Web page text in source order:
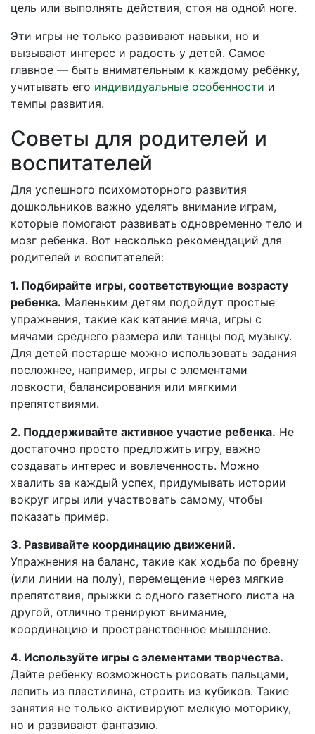
цель или выполнять действия, стоя на одной ноге.
Эти игры не только развивают навыки, но и
вызывают интерес и радость у детей. Самое
главное — быть внимательным к каждому ребёнку,
учитывать его индивидуальные особенности и
темпы развития.
Советы для родителей и
воспитателей
Для успешного психомоторного развития
дошкольников важно уделять внимание играм,
которые помогают развивать одновременно тело и
мозг ребенка. Вот несколько рекомендаций для
родителей и воспитателей:
1. Подбирайте игры, соответствующие возрасту
ребенка. Маленьким детям подойдут простые
упражнения, такие как катание мяча, игры с
мячами среднего размера или танцы под музыку.
Для детей постарше можно использовать задания
посложнее, например, игры с элементами
ловкости, балансирования или мягкими
препятствиями.
2. Поддерживайте активное участие ребенка. Не
достаточно просто предложить игру, важно
создавать интерес и вовлеченность. Можно
хвалить за каждый успех, придумывать истории
вокруг игры или участвовать самому, чтобы
показать пример.
3. Развивайте координацию движений.
Упражнения на баланс, такие как ходьба по бревну
(или линии на полу), перемещение через мягкие
препятствия, прыжки с одного газетного листа на
другой, отлично тренируют внимание,
координацию и пространственное мышление.
4. Используйте игры с элементами творчества.
Дайте ребенку возможность рисовать пальцами,
лепить из пластилина, строить из кубиков. Такие
занятия не только активируют мелкую моторику,
но и развивают фантазию.